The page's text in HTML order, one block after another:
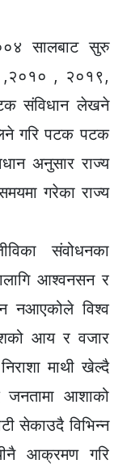
सालबाट सुरु
,२०१० , २०१९,
संविधान लेखने
गरि पटक पटक
अनुसार राज्य
गरेका राज्य
संवोधनका
आश्वनसन र
नआएकोले विश्व
आय र वजार
माथी खेल्दै
आशाको
सेकाउदै विभिन्न
आक्रमण गरि